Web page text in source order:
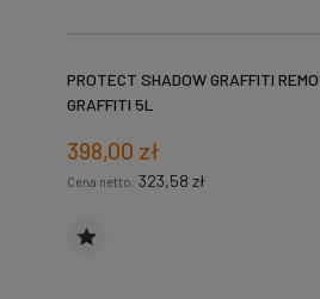
PROTECT SHADOW GRAFFITI
GRAFFITI 5L
398,00 zł
Cena netto: 323,58 zł